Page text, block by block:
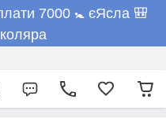
7000 🚼 єЯсла 🎒